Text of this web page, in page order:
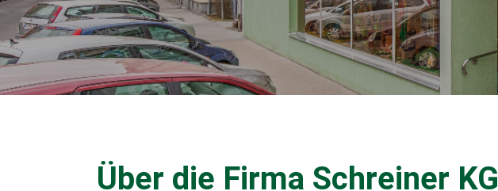
Über die Firma Schreiner KG